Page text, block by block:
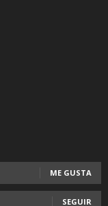
ME GUSTA
SEGUIR